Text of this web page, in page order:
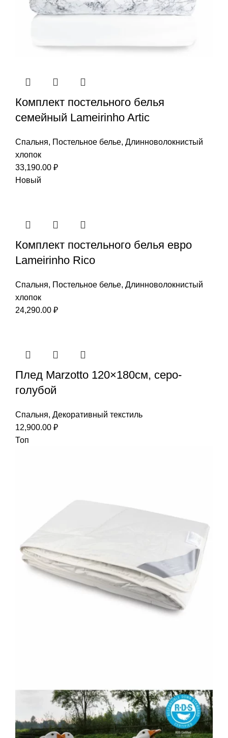
Комплект постельного белья
семейный Lameirinho Artic
Спальня, Постельное белье, Длинноволокнистый
хлопок
33,190.00 ₽
Новый
Комплект постельного белья евро
Lameirinho Rico
Спальня, Постельное белье, Длинноволокнистый
хлопок
24,290.00 ₽
Плед Marzotto 120×180см, серо-
голубой
Спальня, Декоративный текстиль
12,900.00 ₽
Топ